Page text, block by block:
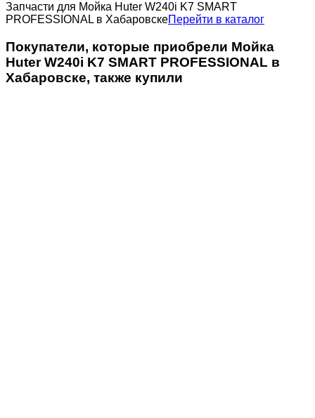
Запчасти для Мойка Huter W240i K7 SMART
PROFESSIONAL в ХабаровскеПерейти в каталог
Покупатели, которые приобрели Мойка
Huter W240i K7 SMART PROFESSIONAL в
Хабаровске, также купили